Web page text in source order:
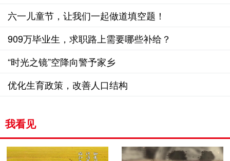
神
六一儿童节，让我们一起做道填空题！
909万毕业生，求职路上需要哪些补给？
“时光之镜”空降向警予家乡
优化生育政策，改善人口结构
我看见